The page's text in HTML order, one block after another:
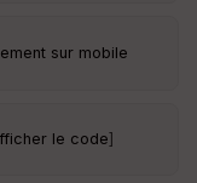
sur mobile
le code]